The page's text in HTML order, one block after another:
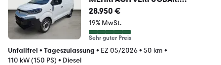
Verschiede
28.950 €
19% MwSt.
Sehr guter Preis
Unfallfrei • Tageszulassung • EZ 05/2026• 50 km •
110 kW (150 PS) • Diesel